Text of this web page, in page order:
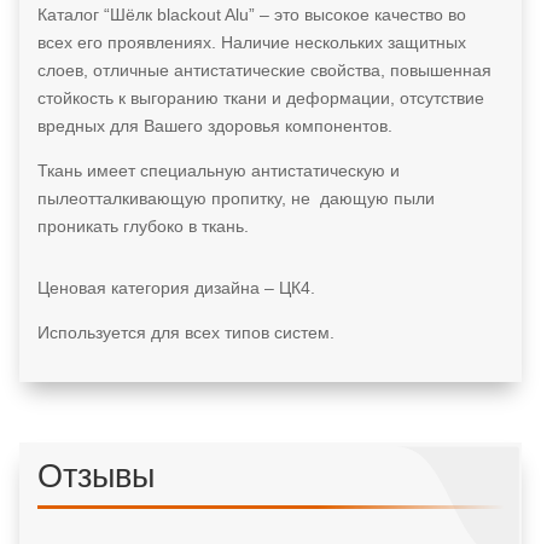
Каталог “Шёлк blackout Alu” – это высокое качество во
всех его проявлениях. Наличие нескольких защитных
слоев, отличные антистатические свойства, повышенная
стойкость к выгоранию ткани и деформации, отсутствие
вредных для Вашего здоровья компонентов.
Ткань имеет специальную антистатическую и
пылеотталкивающую пропитку, не дающую пыли
проникать глубоко в ткань.
Ценовая категория дизайна – ЦК4.
Используется для всех типов систем.
Отзывы